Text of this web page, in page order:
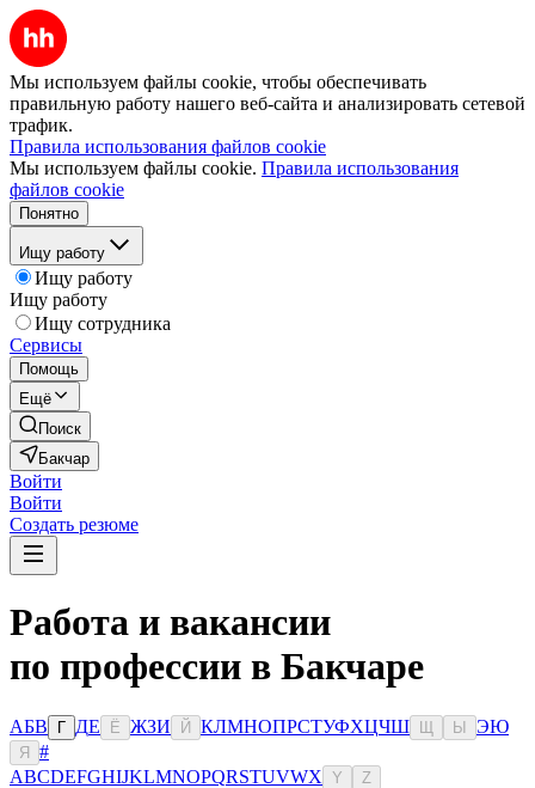
Мы используем файлы cookie, чтобы обеспечивать
правильную работу нашего веб-сайта и анализировать сетевой
трафик.
Правила использования файлов cookie
Мы используем файлы cookie. Правила использования
файлов cookie
Понятно
Ищу работу
Ищу работу
Ищу работу
Ищу сотрудника
Сервисы
Помощь
Ещё
Поиск
Бакчар
Войти
Войти
Создать резюме
Работа и вакансии
по профессии в Бакчаре
АБВ Г ДЕ Ё ЖЗИ Й КЛМНОПРСТУФХЦЧШ Ы ЭЮ
Я
#
ABCDEFGHIJKLMNOPQRSTUVWX Y Z